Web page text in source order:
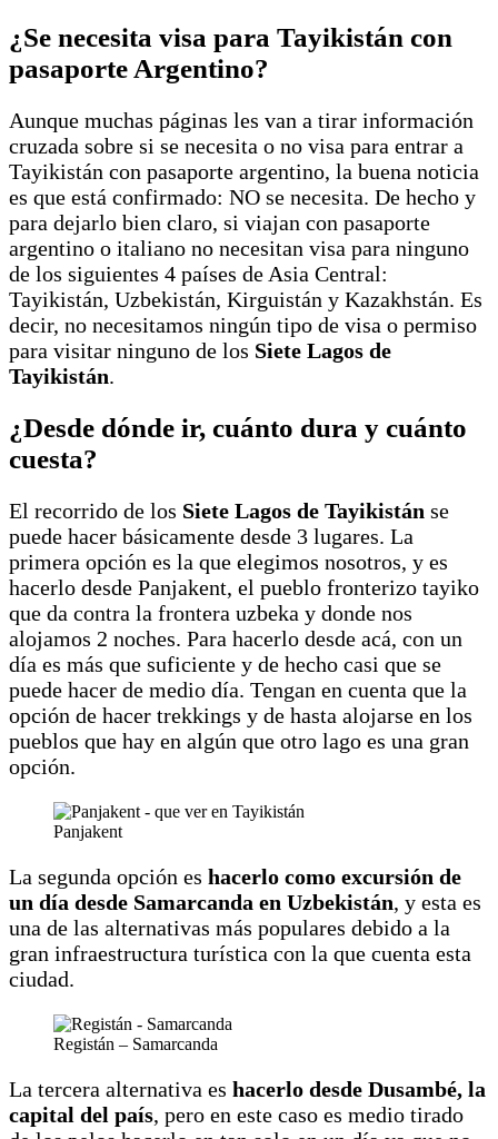
¿Se necesita visa para Tayikistán con
pasaporte Argentino?
Aunque muchas páginas les van a tirar información
cruzada sobre si se necesita o no visa para entrar a
Tayikistán con pasaporte argentino, la buena noticia
es que está confirmado: NO se necesita. De hecho y
para dejarlo bien claro, si viajan con pasaporte
argentino o italiano no necesitan visa para ninguno
de los siguientes 4 países de Asia Central:
Tayikistán, Uzbekistán, Kirguistán y Kazakhstán. Es
decir, no necesitamos ningún tipo de visa o permiso
para visitar ninguno de los Siete Lagos de
Tayikistán.
¿Desde dónde ir, cuánto dura y cuánto
cuesta?
El recorrido de los Siete Lagos de Tayikistán se
puede hacer básicamente desde 3 lugares. La
primera opción es la que elegimos nosotros, y es
hacerlo desde Panjakent, el pueblo fronterizo tayiko
que da contra la frontera uzbeka y donde nos
alojamos 2 noches. Para hacerlo desde acá, con un
día es más que suficiente y de hecho casi que se
puede hacer de medio día. Tengan en cuenta que la
opción de hacer trekkings y de hasta alojarse en los
pueblos que hay en algún que otro lago es una gran
opción.
Panjakent
La segunda opción es hacerlo como excursión de
un día desde Samarcanda en Uzbekistán, y esta es
una de las alternativas más populares debido a la
gran infraestructura turística con la que cuenta esta
ciudad.
Registán – Samarcanda
La tercera alternativa es hacerlo desde Dusambé, la
capital del país, pero en este caso es medio tirado